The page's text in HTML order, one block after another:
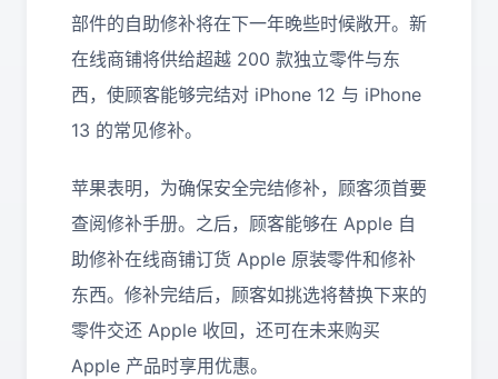
部件的自助修补将在下一年晚些时候敞开。新
在线商铺将供给超越 200 款独立零件与东
西，使顾客能够完结对 iPhone 12 与 iPhone
13 的常见修补。
苹果表明，为确保安全完结修补，顾客须首要
查阅修补手册。之后，顾客能够在 Apple 自
助修补在线商铺订货 Apple 原装零件和修补
东西。修补完结后，顾客如挑选将替换下来的
零件交还 Apple 收回，还可在未来购买
Apple 产品时享用优惠。